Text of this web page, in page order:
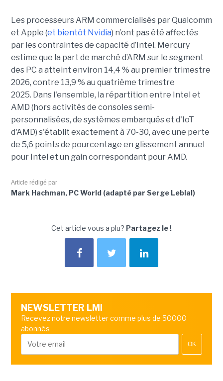
Les processeurs ARM commercialisés par Qualcomm
et Apple (et bientôt Nvidia) n’ont pas été affectés
par les contraintes de capacité d’Intel. Mercury
estime que la part de marché d’ARM sur le segment
des PC a atteint environ 14,4 % au premier trimestre
2026, contre 13,9 % au quatrième trimestre
2025. Dans l'ensemble, la répartition entre Intel et
AMD (hors activités de consoles semi-
personnalisées, de systèmes embarqués et d'IoT
d'AMD) s'établit exactement à 70-30, avec une perte
de 5,6 points de pourcentage en glissement annuel
pour Intel et un gain correspondant pour AMD.
Article rédigé par
Mark Hachman, PC World (adapté par Serge Leblal)
Cet article vous a plu? Partagez le !
NEWSLETTER LMI
Recevez notre newsletter comme plus de 50000
abonnés
OK